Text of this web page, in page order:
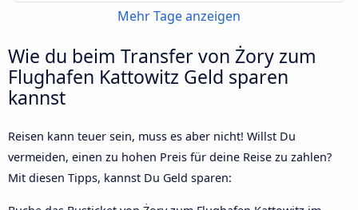
Mehr Tage anzeigen
Wie du beim Transfer von Żory zum
Flughafen Kattowitz Geld sparen
kannst
Reisen kann teuer sein, muss es aber nicht! Willst Du
vermeiden, einen zu hohen Preis für deine Reise zu zahlen?
Mit diesen Tipps, kannst Du Geld sparen: